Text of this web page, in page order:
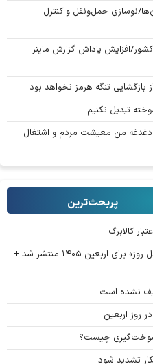
نوسازی حمل‌ونقل و کنترل
افزایش پاداش گزارش ماینر
بازگشایی تنگه هرمز نخواهد بود
تبدیل نکنیم
من معیشت مردم و اشتغال
پربحث‌ترین‌
کالابرگ
تازه‌ترین اثر محسن چاوشی با نام «چهل روز» برای اربعین ۱۴۰۵ منتشر شد +
نشده است
سوخت‌گیری چیست؟
تشدید شود